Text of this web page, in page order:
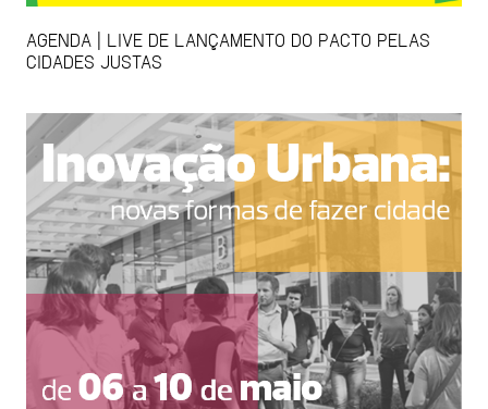
AGENDA | LIVE DE LANÇAMENTO DO PACTO PELAS
CIDADES JUSTAS